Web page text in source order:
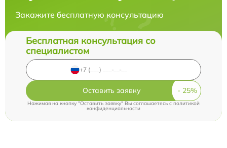
Закажите бесплатную консультацию
Бесплатная консультация со
специалистом
Оставить заявку
Нажимая на кнопку "Оставить заявку" Вы соглашаетесь cполитикой
конфиденциальности